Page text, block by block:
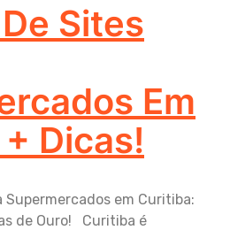
Sites
Em
Dicas!
Supermercados em Curitiba:
de Ouro! Curitiba é